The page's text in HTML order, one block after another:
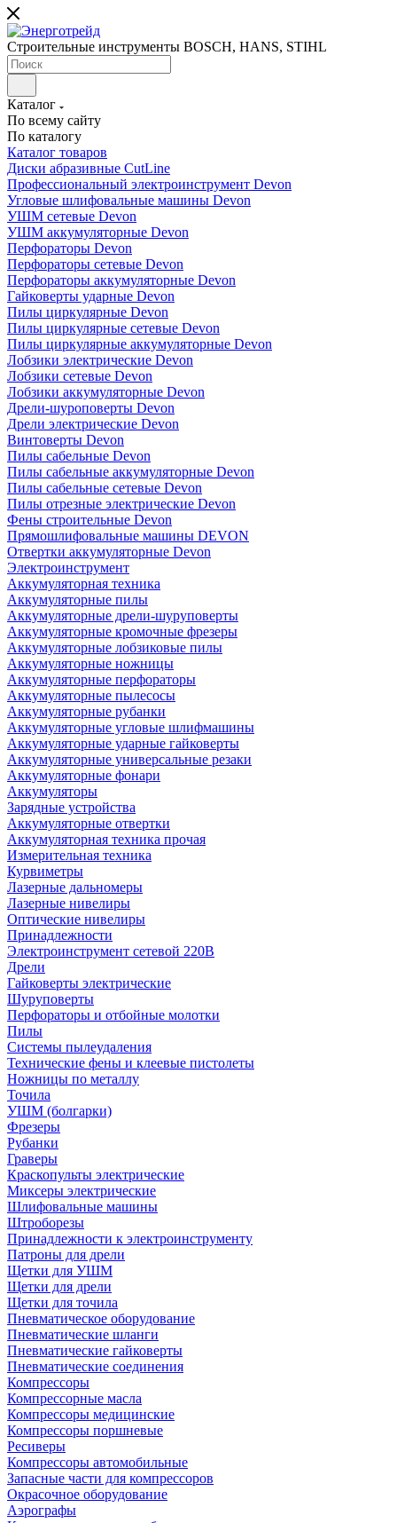
Строительные инструменты BOSCH, HANS, STIHL
Каталог
По всему сайту
По каталогу
Каталог товаров
Диски абразивные CutLine
Профессиональный электроинструмент Devon
Угловые шлифовальные машины Devon
УШМ сетевые Devon
УШМ аккумуляторные Devon
Перфораторы Devon
Перфораторы сетевые Devon
Перфораторы аккумуляторные Devon
Гайковерты ударные Devon
Пилы циркулярные Devon
Пилы циркулярные сетевые Devon
Пилы циркулярные аккумуляторные Devon
Лобзики электрические Devon
Лобзики сетевые Devon
Лобзики аккумуляторные Devon
Дрели-шуроповерты Devon
Дрели электрические Devon
Винтоверты Devon
Пилы сабельные Devon
Пилы сабельные аккумуляторные Devon
Пилы сабельные сетевые Devon
Пилы отрезные электрические Devon
Фены строительные Devon
Прямошлифовальные машины DEVON
Отвертки аккумуляторные Devon
Электроинструмент
Аккумуляторная техника
Аккумуляторные пилы
Аккумуляторные дрели-шуруповерты
Аккумуляторные кромочные фрезеры
Аккумуляторные лобзиковые пилы
Аккумуляторные ножницы
Аккумуляторные перфораторы
Аккумуляторные пылесосы
Аккумуляторные рубанки
Аккумуляторные угловые шлифмашины
Аккумуляторные ударные гайковерты
Аккумуляторные универсальные резаки
Аккумуляторные фонари
Аккумуляторы
Зарядные устройства
Аккумуляторные отвертки
Аккумуляторная техника прочая
Измерительная техника
Курвиметры
Лазерные дальномеры
Лазерные нивелиры
Оптические нивелиры
Принадлежности
Электроинструмент сетевой 220В
Дрели
Гайковерты электрические
Шуруповерты
Перфораторы и отбойные молотки
Пилы
Системы пылеудаления
Технические фены и клеевые пистолеты
Ножницы по металлу
Точила
УШМ (болгарки)
Фрезеры
Рубанки
Граверы
Краскопульты электрические
Миксеры электрические
Шлифовальные машины
Штроборезы
Принадлежности к электроинструменту
Патроны для дрели
Щетки для УШМ
Щетки для дрели
Щетки для точила
Пневматическое оборудование
Пневматические шланги
Пневматические гайковерты
Пневматические соединения
Компрессоры
Компрессорные масла
Компрессоры медицинские
Компрессоры поршневые
Ресиверы
Компрессоры автомобильные
Запасные части для компрессоров
Окрасочное оборудование
Аэрографы